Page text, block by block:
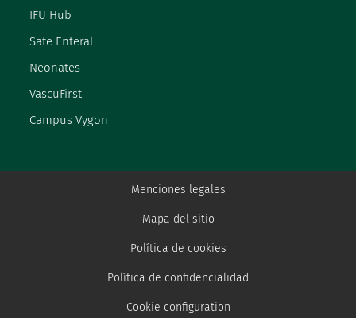
IFU Hub
Safe Enteral
Neonates
VascuFirst
Campus Vygon
Menciones legales
Mapa del sitio
Política de cookies
Política de confidencialidad
Cookie configuration